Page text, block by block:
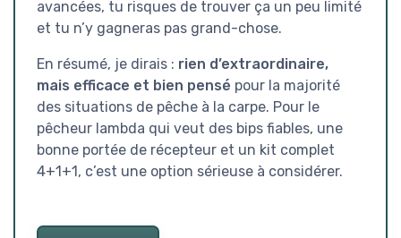
avancées, tu risques de trouver ça un peu limité
et tu n’y gagneras pas grand-chose.
En résumé, je dirais : rien d’extraordinaire,
mais efficace et bien pensé pour la majorité
des situations de pêche à la carpe. Pour le
pêcheur lambda qui veut des bips fiables, une
bonne portée de récepteur et un kit complet
4+1+1, c’est une option sérieuse à considérer.